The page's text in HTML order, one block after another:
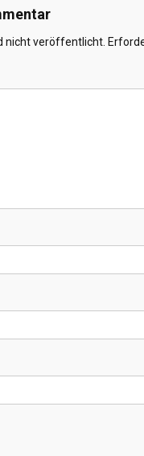
nicht veröffentlicht.